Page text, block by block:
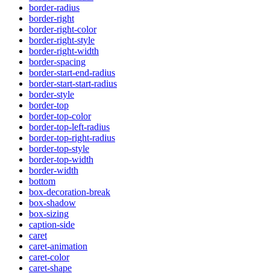
border-radius
border-right
border-right-color
border-right-style
border-right-width
border-spacing
border-start-end-radius
border-start-start-radius
border-style
border-top
border-top-color
border-top-left-radius
border-top-right-radius
border-top-style
border-top-width
border-width
bottom
box-decoration-break
box-shadow
box-sizing
caption-side
caret
caret-animation
caret-color
caret-shape